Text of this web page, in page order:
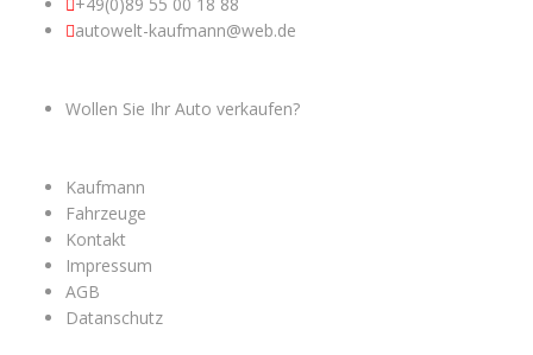
autowelt-kaufmann@web.de
Wollen Sie Ihr Auto verkaufen?
Kaufmann
Fahrzeuge
Kontakt
Impressum
AGB
Datanschutz